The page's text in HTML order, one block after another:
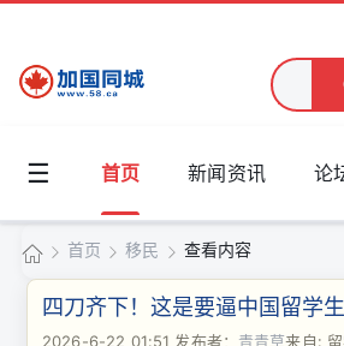
☰ 首页 新闻资讯 论
加
首页 移民 查看内容
四刀齐下！这是要逼中国留学
2026-6-22 01:51 发布者： 青青草来自: